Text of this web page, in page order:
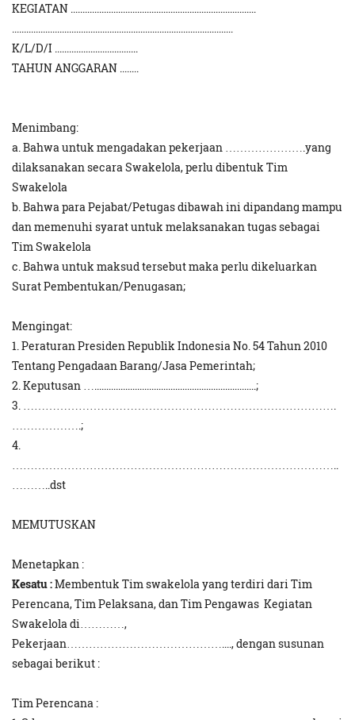
KEGIATAN ..............................................................................
.............................................................................................
K/L/D/I ...................................
TAHUN ANGGARAN ........
Menimbang:
a. Bahwa untuk mengadakan pekerjaan ………………….yang
dilaksanakan secara Swakelola, perlu dibentuk Tim
Swakelola
b. Bahwa para Pejabat/Petugas dibawah ini dipandang mampu
dan memenuhi syarat untuk melaksanakan tugas sebagai
Tim Swakelola
c. Bahwa untuk maksud tersebut maka perlu dikeluarkan
Surat Pembentukan/Penugasan;
Mengingat:
1. Peraturan Presiden Republik Indonesia No. 54 Tahun 2010
Tentang Pengadaan Barang/Jasa Pemerintah;
2. Keputusan …....................................................................;
3. ………………………………………………………………………….
……………….;
4.
……………………………………………………………………………..
………..dst
MEMUTUSKAN
Menetapkan :
Kesatu :Membentuk Tim swakelola yang terdiri dari Tim
Perencana, Tim Pelaksana, dan Tim Pengawas Kegiatan
Swakelola di…………,
Pekerjaan……………………………………...., dengan susunan
sebagai berikut :
Tim Perencana :